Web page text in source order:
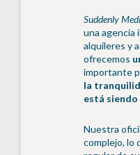
Suddenly
una agencia
alquileres y
ofrecemos
importante
la
está siendo
Nuestra
complejo, lo